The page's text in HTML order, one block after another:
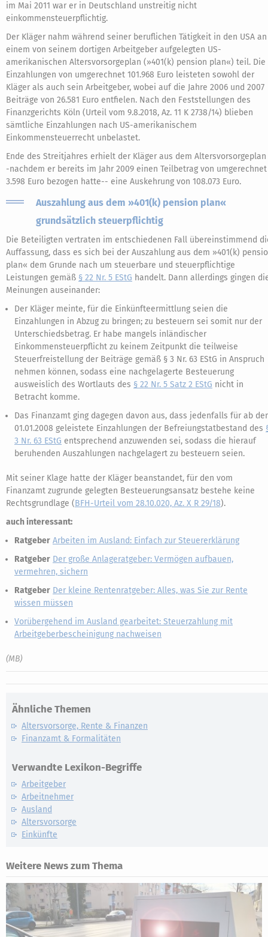
im Mai 2011 war er in Deutschland unstreitig nicht
einkommensteuerpflichtig.
Der Kläger nahm während seiner beruflichen Tätigkeit in den USA an
einem von seinem dortigen Arbeitgeber aufgelegten US-
amerikanischen Altersvorsorgeplan (»401(k) pension plan«) teil. Die
Einzahlungen von umgerechnet 101.968 Euro leisteten sowohl der
Kläger als auch sein Arbeitgeber, wobei auf die Jahre 2006 und 2007
Beiträge von 26.581 Euro entfielen. Nach den Feststellungen des
Finanzgerichts Köln (Urteil vom 9.8.2018, Az. 11 K 2738/14) blieben
sämtliche Einzahlungen nach US-amerikanischem
Einkommensteuerrecht unbelastet.
Ende des Streitjahres erhielt der Kläger aus dem
-nachdem er bereits im Jahr 2009 einen Teilbetrag von umgerechnet
3.598 Euro bezogen hatte-- eine Auskehrung von 108.073 Euro.
Auszahlung aus dem »401(k) pension plan«
grundsätzlich steuerpflichtig
Die Beteiligten vertraten im entschiedenen Fall übereinstimmend
Auffassung, dass es sich bei der Auszahlung aus dem »401(k)
plan« dem Grunde nach um steuerbare und steuerpflichtige
Leistungen gemäß § 22 Nr. 5 EStG handelt. Dann allerdings gingen
Meinungen auseinander:
Der Kläger meinte, für die Einkünfteermittlung seien die
Einzahlungen in Abzug zu bringen; zu besteuern sei somit nur der
Unterschiedsbetrag. Er habe mangels inländischer
Einkommensteuerpflicht zu keinem Zeitpunkt die teilweise
Steuerfreistellung der Beiträge gemäß § 3 Nr. 63 EStG in Anspruch
nehmen können, sodass eine nachgelagerte Besteuerung
ausweislich des Wortlauts des § 22 Nr. 5 Satz 2 EStG nicht in
Betracht komme.
Das Finanzamt ging dagegen davon aus, dass jedenfalls für ab
01.01.2008 geleistete Einzahlungen der Befreiungstatbestand des
3 Nr. 63 EStG entsprechend anzuwenden sei, sodass die hierauf
beruhenden Auszahlungen nachgelagert zu besteuern seien.
Mit seiner Klage hatte der Kläger beanstandet, für den vom
Finanzamt zugrunde gelegten Besteuerungsansatz bestehe keine
Rechtsgrundlage (BFH-Urteil vom 28.10.020, Az. X R 29/18).
auch interessant:
Ratgeber Arbeiten im Ausland: Einfach zur Steuererklärung
Ratgeber Der große Anlageratgeber: Vermögen aufbauen,
vermehren, sichern
Ratgeber Der kleine Rentenratgeber: Alles, was Sie zur Rente
wissen müssen
Vorübergehend im Ausland gearbeitet: Steuerzahlung mit
Arbeitgeberbescheinigung nachweisen
(MB)
Ähnliche Themen
Altersvorsorge, Rente & Finanzen
Finanzamt & Formalitäten
Verwandte Lexikon-Begriffe
Arbeitgeber
Arbeitnehmer
Ausland
Altersvorsorge
Einkünfte
Weitere News zum Thema